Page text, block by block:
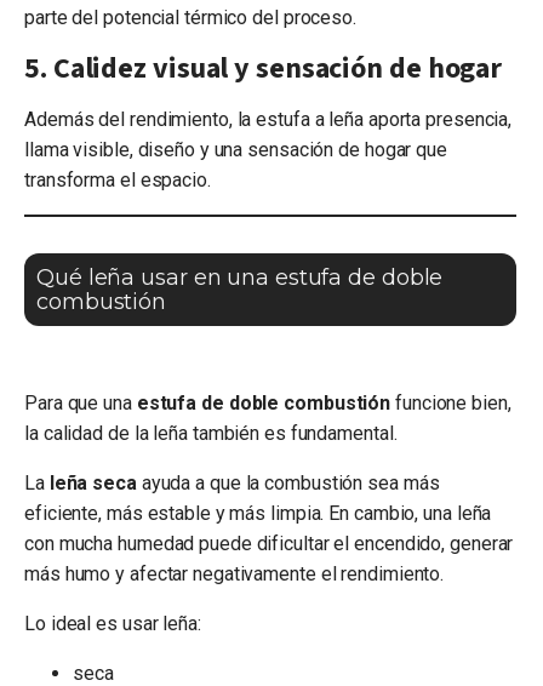
parte del potencial térmico del proceso.
5. Calidez visual y sensación de hogar
Además del rendimiento, la estufa a leña aporta presencia,
llama visible, diseño y una sensación de hogar que
transforma el espacio.
Qué leña usar en una estufa de doble
combustión
Para que una estufa de doble combustión funcione bien,
la calidad de la leña también es fundamental.
La leña secaayuda a que la combustión sea más
eficiente, más estable y más limpia. En cambio, una leña
con mucha humedad puede dificultar el encendido, generar
más humo y afectar negativamente el rendimiento.
Lo ideal es usar leña:
seca